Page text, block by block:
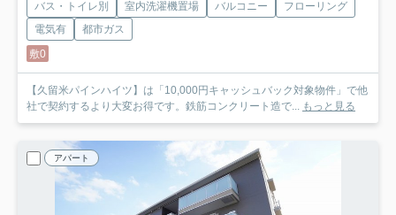
バス・トイレ別 室内洗濯機置場 バルコニー
フローリング
電気有
都市ガス
敷0
【久留米パインハイツ】は「10,000円キャッシュバック対象物件」で他
社で契約するより大変お得です。鉄筋コンクリート造で...
もっと見る
アパート